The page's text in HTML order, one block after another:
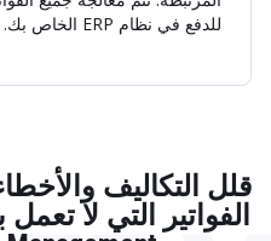
للدفع في نظام ERP الخاص بك.
قلل التكاليف